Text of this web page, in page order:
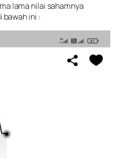
lama nilai sahamnya
bawah ini :